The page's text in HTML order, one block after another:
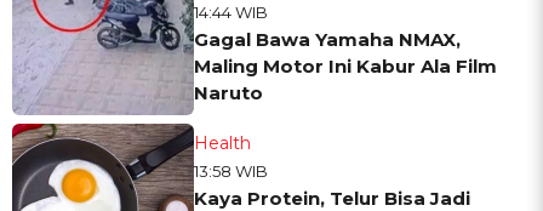
14:44 WIB
Gagal Bawa Yamaha NMAX,
Maling Motor Ini Kabur Ala Film
Naruto
Health
13:58 WIB
Kaya Protein, Telur Bisa Jadi